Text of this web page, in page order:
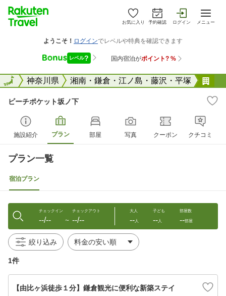
お気に入り 予約確認 ログイン メニュー
全国神奈川県 湘南・鎌倉・江ノ島・藤沢・平塚
全国
ビーチポケット坂ノ下
施設紹介 プラン 部屋 写真 クーポン クチコミ
プラン一覧
宿泊プラン
チェックイン
--/-- 〜
チェックアウト
--/--
大人
--人
子ども
--人
部屋数
--部屋
絞り込み
1件
【由比ヶ浜徒歩１分】鎌倉観光に便利な新築ステイ